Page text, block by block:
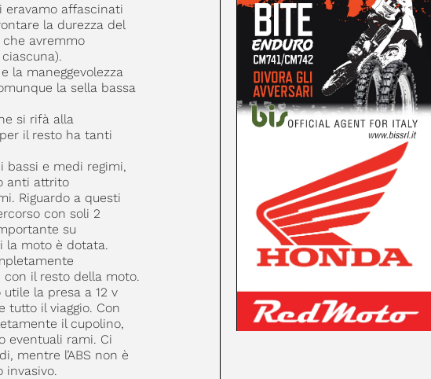
eravamo affascinati
la durezza del
avremmo
la maneggevolezza
la sella bassa
si rifà alla
il resto ha tanti
bassi e medi regimi,
anti attrito
Riguardo a questi
con soli 2
su
la moto è dotata.
il resto della moto.
la presa a 12 v
tutto il viaggio. Con
il cupolino,
eventuali rami. Ci
mentre l’ABS non è
invasivo.